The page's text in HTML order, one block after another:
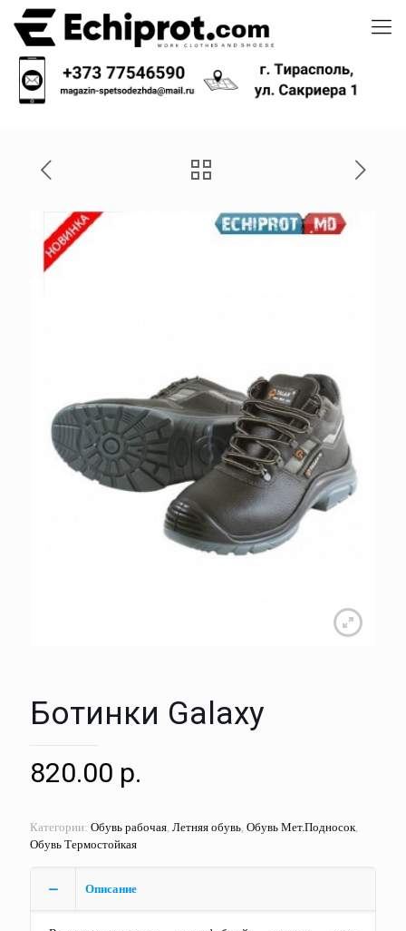
Ботинки Galaxy
820.00 р.
Категории: Обувь рабочая, Летняя обувь, Обувь Мет.Подносок,
Обувь Термостойкая
Описание